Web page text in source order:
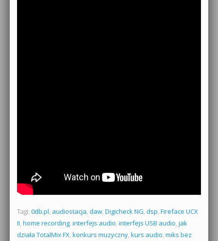
Tagi: 0db.pl, audiostacja, daw, Digicheck NG, dsp, Fireface UCX
II, home recording, interfejs audio, interfejs USB audio, jak
działa TotalMix FX, konkurs muzyczny, kurs audio, miks bez